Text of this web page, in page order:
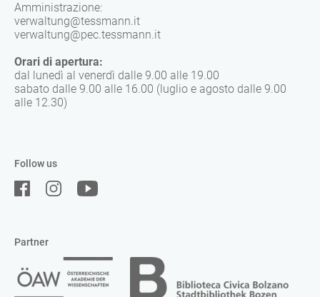
Follow us
Amministrazione:
verwaltung@tessmann.it
verwaltung@pec.tessmann.it
Orari di apertura:
dal lunedì al venerdì dalle 9.00 alle 19.00
sabato dalle 9.00 alle 16.00 (luglio e agosto dalle 9.00
alle 12.30)
Partner